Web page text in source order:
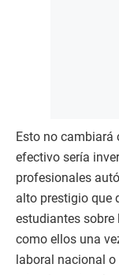
Esto no cambiará
efectivo sería
profesionales
alto prestigio que
estudiantes sobre
como ellos una
laboral nacional